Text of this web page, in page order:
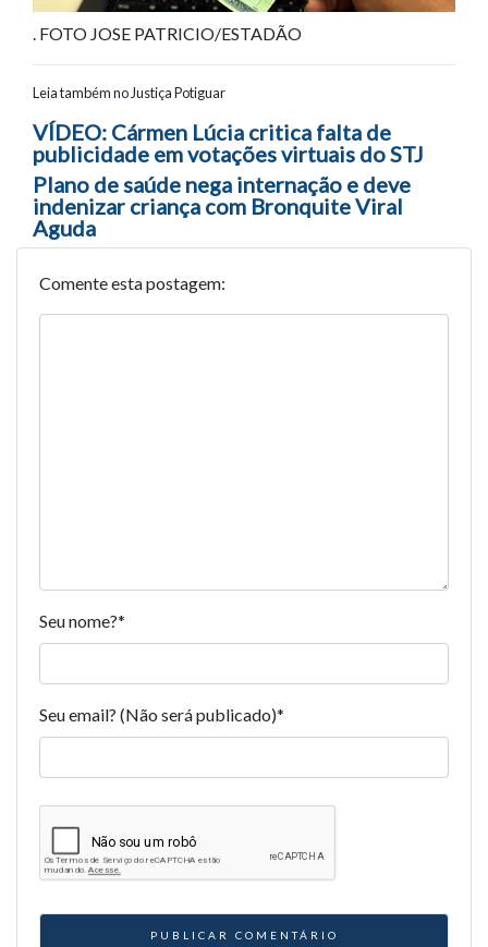
. FOTO JOSE PATRICIO/ESTADÃO
Leia também no Justiça Potiguar
Navegação entre posts
VÍDEO: Cármen Lúcia critica falta de
publicidade em votações virtuais do STJ
Plano de saúde nega internação e deve
indenizar criança com Bronquite Viral
Aguda
Comente esta postagem:
Seu nome?*
Seu email? (Não será publicado)*